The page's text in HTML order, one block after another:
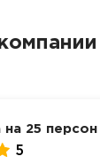
на 25 персон
5